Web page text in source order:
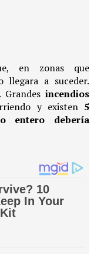
en zonas que
llegara a suceder.
incendios
y existen 5
entero debería